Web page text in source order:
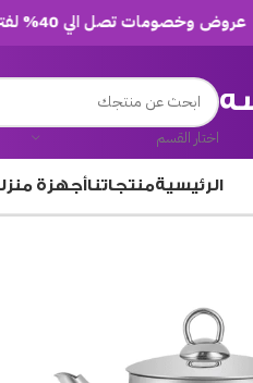
وخصومات تصل الي 40% لفترة محدودة
اختار القسم
الرئيسيةمنتجاتناأجهزة